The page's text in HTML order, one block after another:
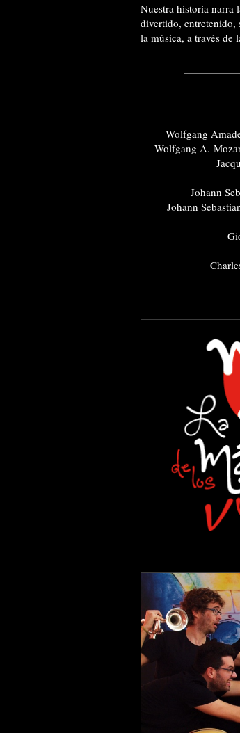
Nuestra historia narra
divertido, entretenido,
la música, a través de
Wolfgang
Wolfgang A.
Johann
Johann